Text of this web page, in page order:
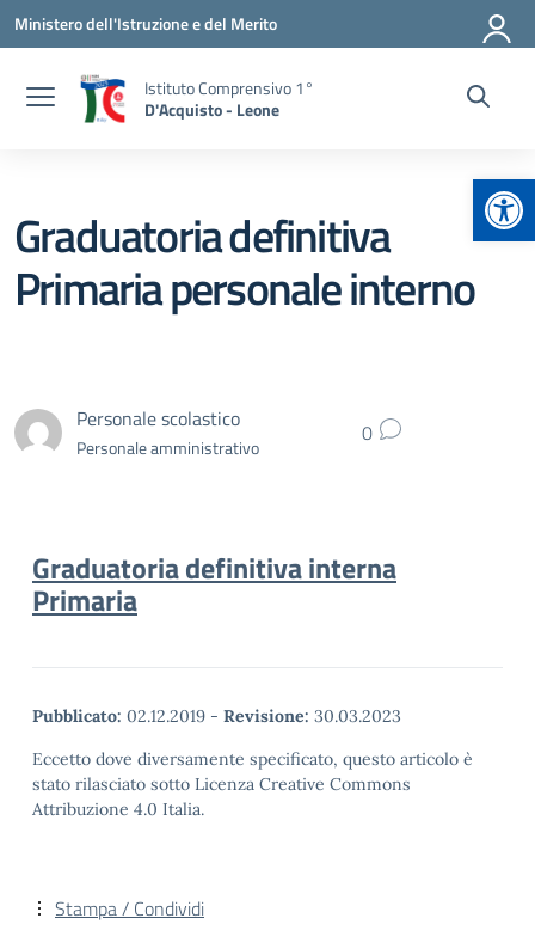
Vai ai contenuti
Vai al menu di navigazione
Vai al footer
Ministero dell'Istruzione e del Merito
Istituto Comprensivo 1°
D'Acquisto - Leone
Graduatoria definitiva
Primaria personale interno
Personale scolastico
Personale amministrativo 0
Graduatoria definitiva interna
Primaria
Pubblicato: 02.12.2019 - Revisione: 30.03.2023
Eccetto dove diversamente specificato, questo articolo è
stato rilasciato sotto Licenza Creative Commons
Attribuzione 4.0 Italia.
Stampa / Condividi